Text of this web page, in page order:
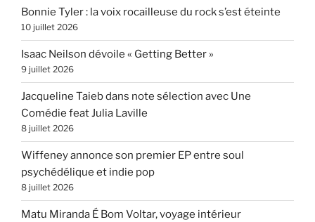
Bonnie Tyler : la voix rocailleuse du rock s’est éteinte
10 juillet 2026
Isaac Neilson dévoile « Getting Better »
9 juillet 2026
Jacqueline Taieb dans note sélection avec Une
Comédie feat Julia Laville
8 juillet 2026
Wiffeney annonce son premier EP entre soul
psychédélique et indie pop
8 juillet 2026
Matu Miranda É Bom Voltar, voyage intérieur